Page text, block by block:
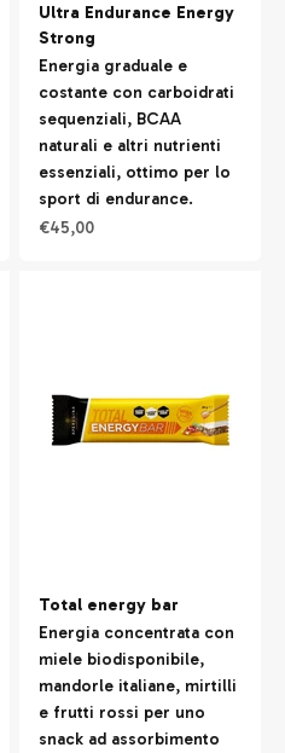
Ultra Endurance Energy
Strong
Energia graduale e
costante con carboidrati
sequenziali, BCAA
naturali e altri nutrienti
essenziali, ottimo per lo
sport di endurance.
Prezzo scontato
€45,00
Total energy bar
Energia concentrata con
miele biodisponibile,
mandorle italiane, mirtilli
e frutti rossi per uno
snack ad assorbimento